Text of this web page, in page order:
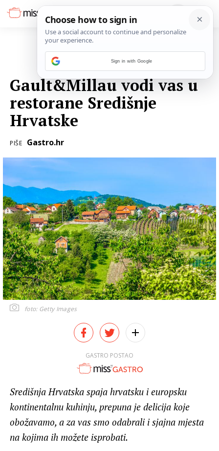
Gault&Millau vodi vas u
restorane Središnje
Hrvatske
PIŠE Gastro.hr
foto: Getty Images
GASTRO POSTAO
Središnja Hrvatska spaja hrvatsku i europsku
kontinentalnu kuhinju, prepuna je delicija koje
obožavamo, a za vas smo odabrali i sjajna mjesta
na kojima ih možete isprobati.
Sign in with Google